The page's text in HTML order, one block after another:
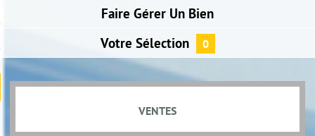
Faire Gérer Un Bien
Votre Sélection 0
VENTES
ESPACE SYNDIC